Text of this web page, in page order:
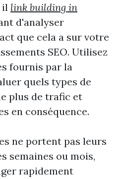
il link building in
d'analyser
que cela a sur votre
SEO. Utilisez
fournis par la
quels types de
plus de trafic et
en conséquence.
ne portent pas leurs
semaines ou mois,
rapidement